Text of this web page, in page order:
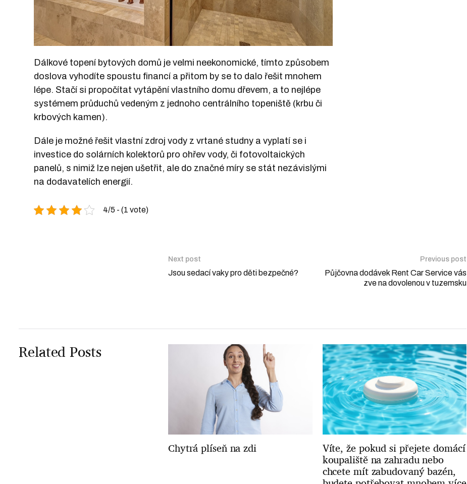
Dálkové topení bytových domů je velmi neekonomické, tímto způsobem
doslova vyhodíte spoustu financí a přitom by se to dalo řešit mnohem
lépe. Stačí si propočítat vytápění vlastního domu dřevem, a to nejlépe
systémem průduchů vedeným z jednoho centrálního topeniště (krbu či
krbových kamen).
Dále je možné řešit vlastní zdroj vody z vrtané studny a vyplatí se i
investice do solárních kolektorů pro ohřev vody, či fotovoltaických
panelů, s nimiž lze nejen ušetřit, ale do značné míry se stát nezávislými
na dodavatelích energií.
4/5 - (1 vote)
Next post
Jsou sedací vaky pro děti bezpečné?
Previous post
Půjčovna dodávek Rent Car Service vás
zve na dovolenou v tuzemsku
Related Posts
Chytrá plíseň na zdi Víte, že pokud si přejete domácí
koupaliště na zahradu nebo
chcete mít zabudovaný bazén,